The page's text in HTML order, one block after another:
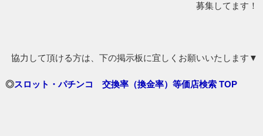
募集してます！
協力して頂ける方は、下の掲示板に宜しくお願いいたします▼
◎スロット・パチンコ 交換率（換金率）等価店検索 TOP